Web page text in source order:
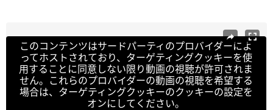
このコンテンツはサードパーティのプロバイダーによ
ってホストされており、ターゲティングクッキーを使
用することに同意しない限り動画の視聴が許可されま
せん。これらのプロバイダーの動画の視聴を希望する
場合は、ターゲティングクッキーのクッキーの設定を
オンにしてください。